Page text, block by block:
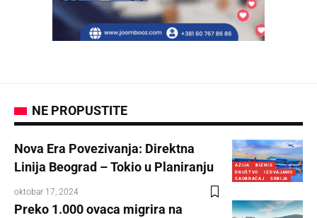
NE PROPUSTITE
AZIJA
BIZNIS
DRUŠTVO
IZDVAJAMO
SAOBRAĆAJ
SRBIJA
Nova Era Povezivanja: Direktna
Linija Beograd – Tokio u Planiranju
oktobar 17, 2024
Preko 1.000 ovaca migrira na